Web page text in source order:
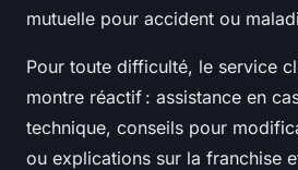
mutuelle pour accident ou
Pour toute difficulté, le service
montre réactif : assistance en
technique, conseils pour
ou explications sur la franchise